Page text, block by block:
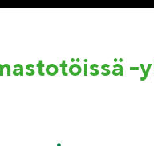
-